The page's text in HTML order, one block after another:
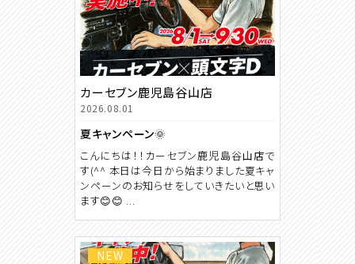
カーセブン鹿児島谷山店
2026.08.01
夏キャンペーン🌞
こんにちは！！カーセブン鹿児島谷山店で
す(^^ 本日は今日から始まりました夏キャ
ンペーンのお知らせをしていきたいと思い
ます😊😊 ...
NEW